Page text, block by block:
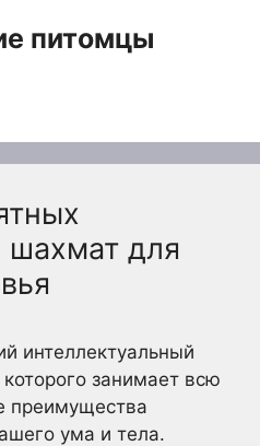
питомцы
для
интеллектуальный
занимает всю
преимущества
ума и тела.